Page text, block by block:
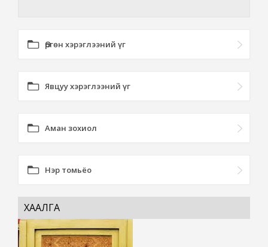
Өргөн хэрэглээний үг
Явцуу хэрэглээний үг
Аман зохиол
Нэр томьёо
ХААЛГА